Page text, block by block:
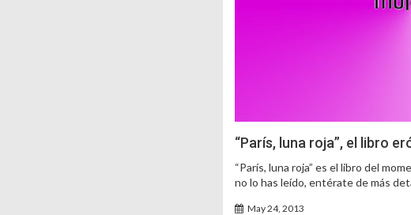
“París, luna roja”, el libro
“París, luna roja” es el libro del
no lo has leído, entérate de más
May 24, 2013